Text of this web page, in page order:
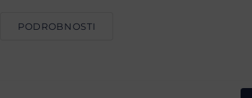
PODROBNOSTI